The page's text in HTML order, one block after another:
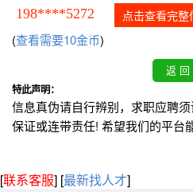
198****5272 点击查看完整
(查看需要10金币)
特此声明：
信息真伪请自行辨别，求职应聘
保证或连带责任! 希望我们的平台
[联系客服] [最新找人才]